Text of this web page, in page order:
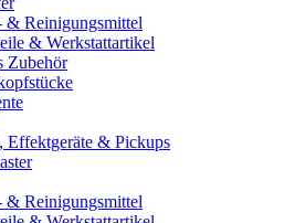
& Reinigungsmittel
& Werkstattartikel
Zubehör
Effektgeräte & Pickups
& Reinigungsmittel